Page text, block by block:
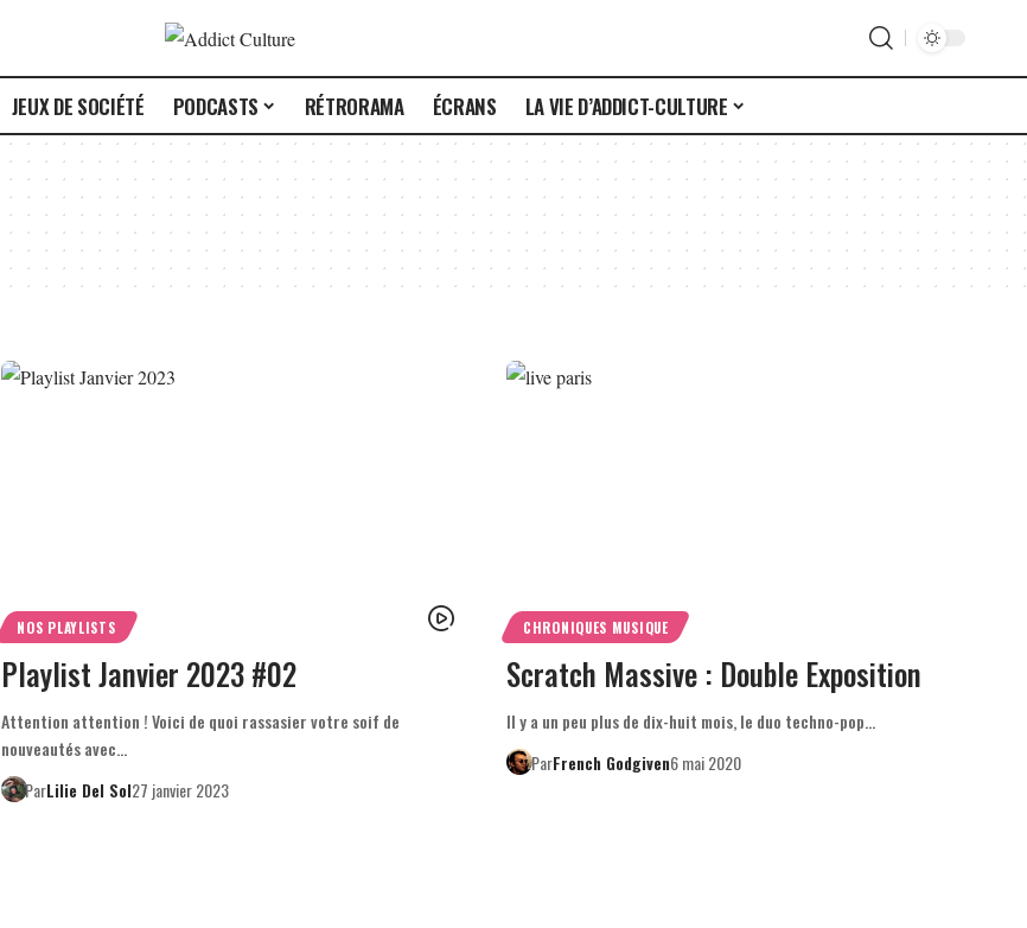
JEUX DE SOCIÉTÉ PODCASTS RÉTRORAMA ÉCRANS LA VIE D’ADDICT-CULTURE
NOS PLAYLISTS
Playlist Janvier 2023 #02
Attention attention ! Voici de quoi rassasier votre soif de
nouveautés avec…
ParLilie Del Sol27 janvier 2023
CHRONIQUES MUSIQUE
Scratch Massive : Double Exposition
Il y a un peu plus de dix-huit mois, le duo techno-pop…
ParFrench Godgiven6 mai 2020